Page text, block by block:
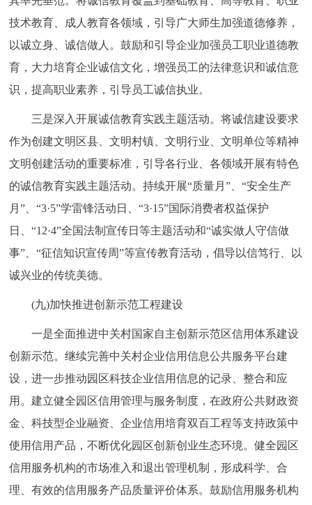
技术教育、成人教育各领域，引导广大师生加强道德修养，
以诚立身、诚信做人。鼓励和引导企业加强员工职业道德教
育，大力培育企业诚信文化，增强员工的法律意识和诚信意
识，提高职业素养，引导员工诚信执业。
三是深入开展诚信教育实践主题活动。将诚信建设要求
作为创建文明区县、文明村镇、文明行业、文明单位等精神
文明创建活动的重要标准，引导各行业、各领域开展有特色
的诚信教育实践主题活动。持续开展“质量月”、“安全生产
月”、“3·5”学雷锋活动日、“3·15”国际消费者权益保护
日、“12·4”全国法制宣传日等主题活动和“诚实做人守信做
事”、“征信知识宣传周”等宣传教育活动，倡导以信笃行、以
诚兴业的传统美德。
(九)加快推进创新示范工程建设
一是全面推进中关村国家自主创新示范区信用体系建设
创新示范。继续完善中关村企业信用信息公共服务平台建
设，进一步推动园区科技企业信用信息的记录、整合和应
用。建立健全园区信用管理与服务制度，在政府公共财政资
金、科技型企业融资、企业信用培育双百工程等支持政策中
使用信用产品，不断优化园区创新创业生态环境。健全园区
信用服务机构的市场准入和退出管理机制，形成科学、合
理、有效的信用服务产品质量评价体系。鼓励信用服务机构